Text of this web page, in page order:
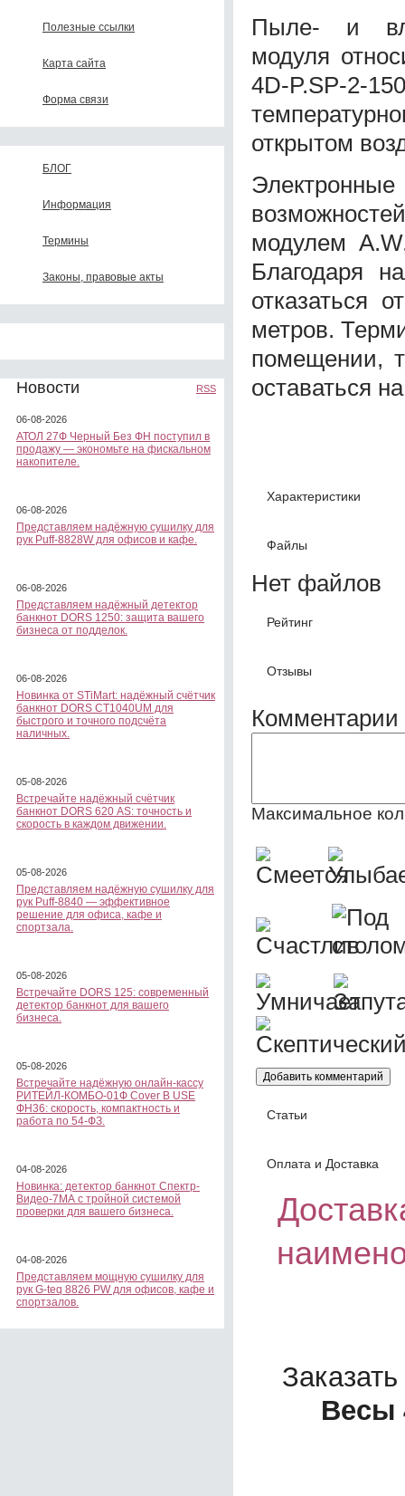
Полезные ссылки
Карта сайта
Форма связи
БЛОГ
Информация
Термины
Законы, правовые акты
Новости RSS
06-08-2026
АТОЛ 27Ф Черный Без ФН поступил в
продажу — экономьте на фискальном
накопителе.
06-08-2026
Представляем надёжную сушилку для
рук Puff-8828W для офисов и кафе.
06-08-2026
Представляем надёжный детектор
банкнот DORS 1250: защита вашего
бизнеса от подделок.
06-08-2026
Новинка от STiMart: надёжный счётчик
банкнот DORS CT1040UM для
быстрого и точного подсчёта
наличных.
05-08-2026
Встречайте надёжный счётчик
банкнот DORS 620 АS: точность и
скорость в каждом движении.
05-08-2026
Представляем надёжную сушилку для
рук Puff-8840 — эффективное
решение для офиса, кафе и
спортзала.
05-08-2026
Встречайте DORS 125: современный
детектор банкнот для вашего
бизнеса.
05-08-2026
Встречайте надёжную онлайн-кассу
РИТЕЙЛ-КОМБО-01Ф Cover B USE
ФН36: скорость, компактность и
работа по 54-ФЗ.
04-08-2026
Новинка: детектор банкнот Спектр-
Видео-7МА с тройной системой
проверки для вашего бизнеса.
04-08-2026
Представляем мощную сушилку для
рук G-teq 8826 PW для офисов, кафе и
спортзалов.
Пыле- и
модуля
4D-P.SP-2-
открытом
модулем
Благодаря
отказаться
метров.
помещении,
оставаться
Характеристики
Файлы
Нет файлов
Рейтинг
Отзывы
Комментарии
Максимальное
Статьи
Оплата и Доставка
Весы